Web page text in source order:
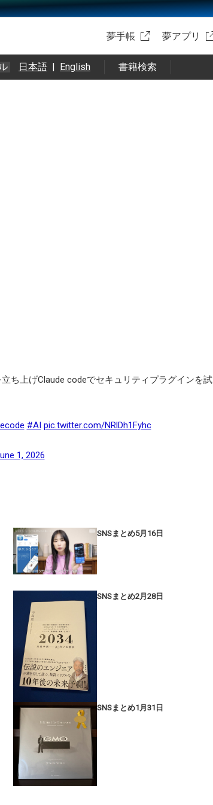
夢手帳 夢アプリ
日本語 | English 書籍検索
ち上げClaude codeでセキュリティプラグインを試
#AI pic.twitter.com/NRlDh1Fyhc
1, 2026
SNSまとめ5月16日
SNSまとめ2月28日
SNSまとめ1月31日